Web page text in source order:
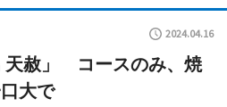
2024.04.16
天赦」 コースのみ、焼
大で